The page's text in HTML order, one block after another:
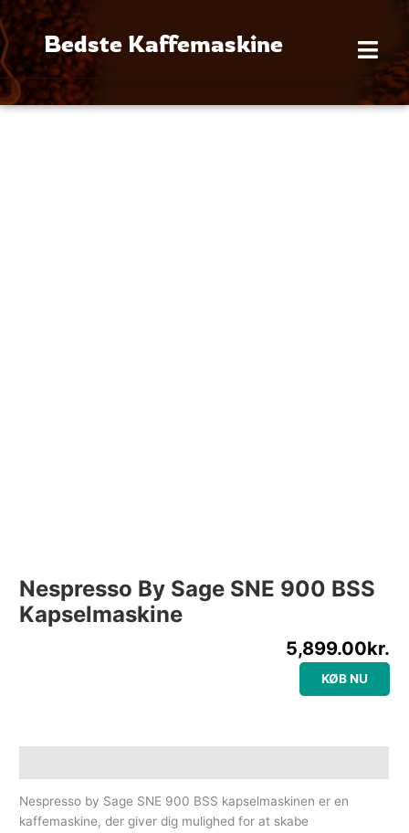
til
indholdetBedste Kaffemaskine
Nespresso By Sage SNE 900 BSS
Kapselmaskine
5,899.00kr.
KØB NU
Nespresso by Sage SNE 900 BSS kapselmaskinen er en
kaffemaskine, der giver dig mulighed for at skabe